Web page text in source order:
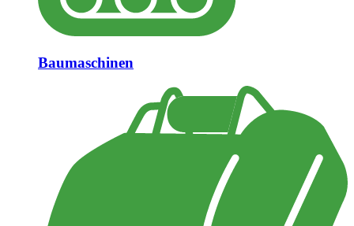
Baumaschinen